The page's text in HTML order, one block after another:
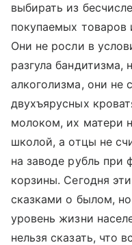
выбирать из
покупаемых товаров
Они не росли в
разгула
алкоголизма, они не
двухъярусных
молоком, их матери
школой, а отцы не
на заводе рубль при
корзины. Сегодня
сказками о былом,
уровень жизни
нельзя сказать, что